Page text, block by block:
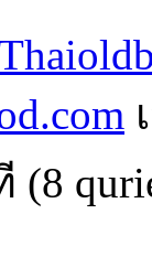
(8